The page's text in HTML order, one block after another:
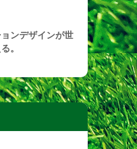
ンデザインが世
。